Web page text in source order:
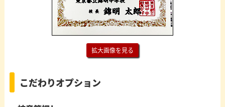
拡大画像を見る
こだわりオプション